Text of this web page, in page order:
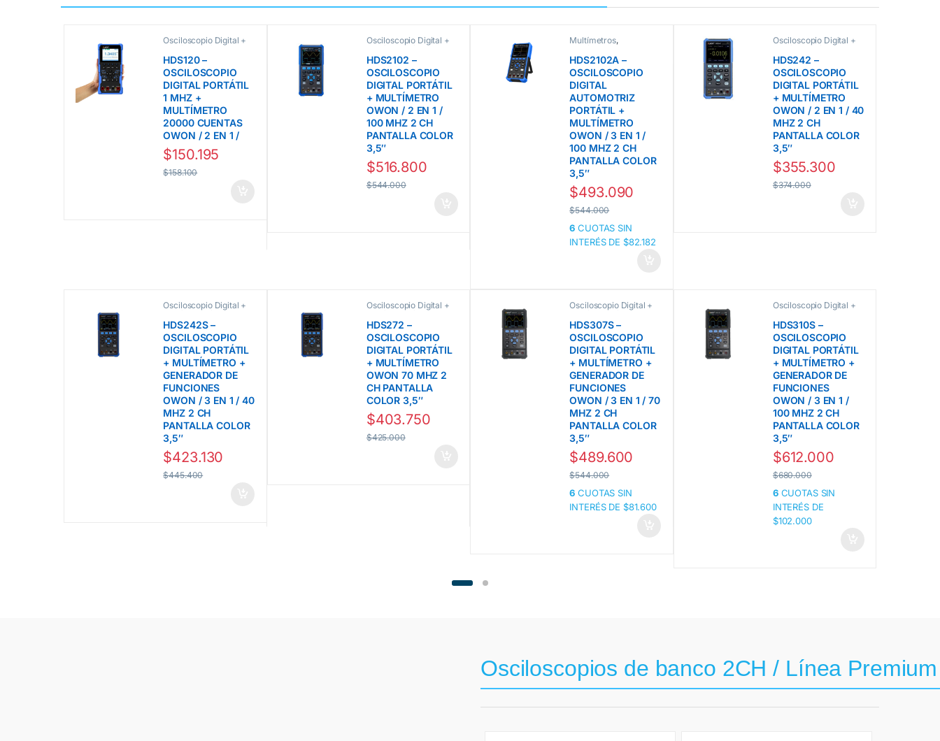
Osciloscopio Digital +
Multímetro línea HDS
Owon,Osciloscopios
Owon
HDS120 –
OSCILOSCOPIO
DIGITAL PORTÁTIL
1 MHZ +
MULTÍMETRO
20000 CUENTAS
OWON / 2 EN 1 /
$150.195
$158.100
Osciloscopio Digital +
Multímetro línea HDS
Owon
HDS2102 –
OSCILOSCOPIO
DIGITAL PORTÁTIL
+ MULTÍMETRO
OWON / 2 EN 1 /
100 MHZ 2 CH
PANTALLA COLOR
3,5″
$516.800
$544.000
Multímetros,
Osciloscopio Digital +
Multímetro línea HDS
Owon,Osciloscopios
Owon
HDS2102A –
OSCILOSCOPIO
DIGITAL
AUTOMOTRIZ
PORTÁTIL +
MULTÍMETRO
OWON / 3 EN 1 /
100 MHZ 2 CH
PANTALLA COLOR
3,5″
$493.090
$544.000
6 CUOTAS SIN
INTERÉS DE $82.182
Osciloscopio Digital +
Multímetro línea HDS
Owon
HDS242 –
OSCILOSCOPIO
DIGITAL PORTÁTIL
+ MULTÍMETRO
OWON / 2 EN 1 / 40
MHZ 2 CH
PANTALLA COLOR
3,5″
$355.300
$374.000
Osciloscopio Digital +
Multímetro línea HDS
Owon
HDS242S –
OSCILOSCOPIO
DIGITAL PORTÁTIL
+ MULTÍMETRO +
GENERADOR DE
FUNCIONES
OWON / 3 EN 1 / 40
MHZ 2 CH
PANTALLA COLOR
3,5″
$423.130
$445.400
Osciloscopio Digital +
Multímetro línea HDS
Owon
HDS272 –
OSCILOSCOPIO
DIGITAL PORTÁTIL
+ MULTÍMETRO
OWON 70 MHZ 2
CH PANTALLA
COLOR 3,5″
$403.750
$425.000
Osciloscopio Digital +
Multímetro línea HDS
Owon
HDS307S –
OSCILOSCOPIO
DIGITAL PORTÁTIL
+ MULTÍMETRO +
GENERADOR DE
FUNCIONES
OWON / 3 EN 1 / 70
MHZ 2 CH
PANTALLA COLOR
3,5″
$489.600
$544.000
6 CUOTAS SIN
INTERÉS DE $81.600
Osciloscopio Digital +
Multímetro línea HDS
Owon
HDS310S –
OSCILOSCOPIO
DIGITAL PORTÁTIL
+ MULTÍMETRO +
GENERADOR DE
FUNCIONES
OWON / 3 EN 1 /
100 MHZ 2 CH
PANTALLA COLOR
3,5″
$612.000
$680.000
6CUOTAS SIN
INTERÉS DE
$102.000
Osciloscopios de banco 2CH / Línea